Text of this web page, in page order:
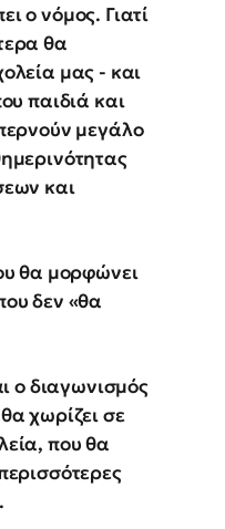
ο νόμος. Γιατί
θα
μας - και
παιδιά και
μεγάλο
και
θα μορφώνει
δεν «θα
ο διαγωνισμός
χωρίζει σε
που θα